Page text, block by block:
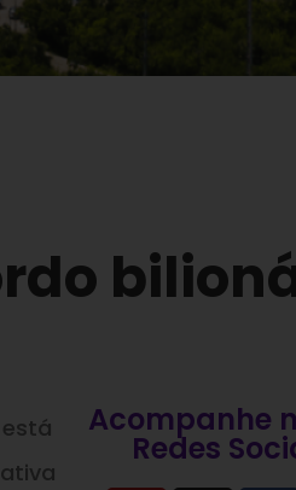
Acompanhe
Redes